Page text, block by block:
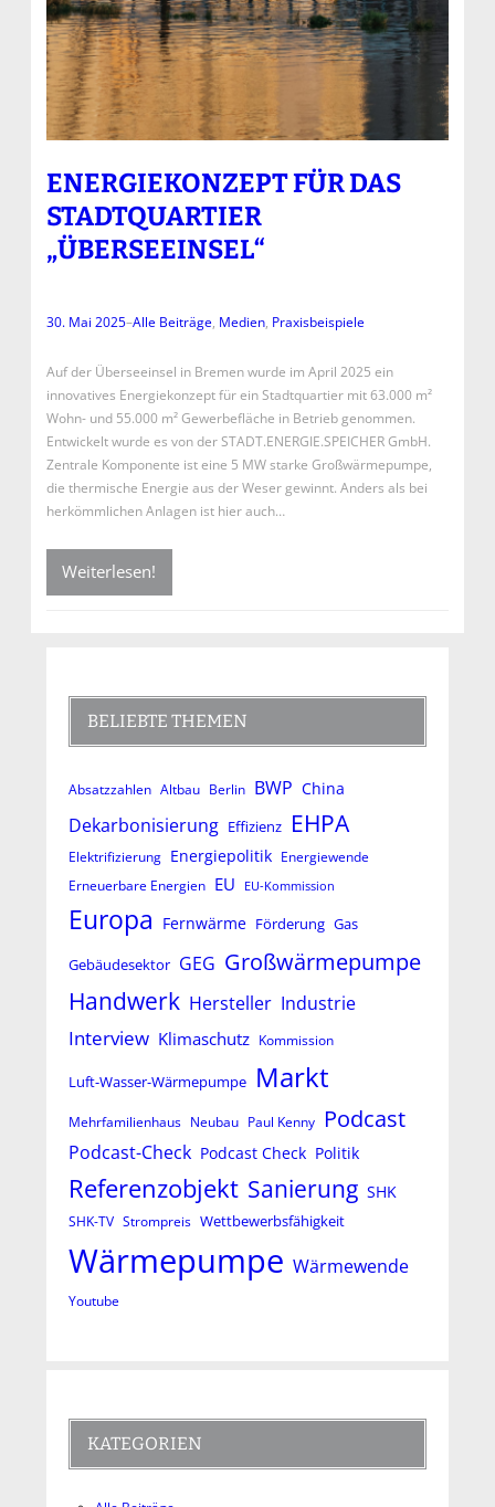
ENERGIEKONZEPT FÜR DAS
STADTQUARTIER
„ÜBERSEEINSEL“
30. Mai 2025–Alle Beiträge, Medien, Praxisbeispiele
Auf der Überseeinsel in Bremen wurde im April 2025 ein
innovatives Energiekonzept für ein Stadtquartier mit 63.000 m²
Wohn- und 55.000 m² Gewerbefläche in Betrieb genommen.
Entwickelt wurde es von der STADT.ENERGIE.SPEICHER GmbH.
Zentrale Komponente ist eine 5 MW starke Großwärmepumpe,
die thermische Energie aus der Weser gewinnt. Anders als bei
herkömmlichen Anlagen ist hier auch…
Weiterlesen!
BELIEBTE THEMEN
Absatzzahlen Altbau Berlin BWP China
Dekarbonisierung Effizienz EHPA
Elektrifizierung Energiepolitik Energiewende
Erneuerbare Energien EU EU-Kommission
Europa Fernwärme Förderung Gas
Gebäudesektor GEG Großwärmepumpe
Handwerk Hersteller Industrie
Interview Klimaschutz Kommission
Luft-Wasser-Wärmepumpe Markt
Mehrfamilienhaus Neubau Paul Kenny Podcast
Podcast-Check Podcast Check Politik
Referenzobjekt Sanierung SHK
SHK-TV Strompreis Wettbewerbsfähigkeit
Wärmepumpe Wärmewende
Youtube
KATEGORIEN